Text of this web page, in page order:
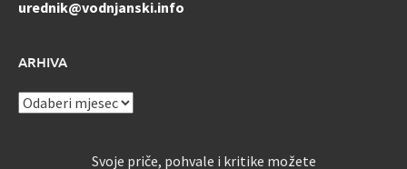
urednik@vodnjanski.info
ARHIVA
ARHIVA
Svoje priče, pohvale i kritike možete